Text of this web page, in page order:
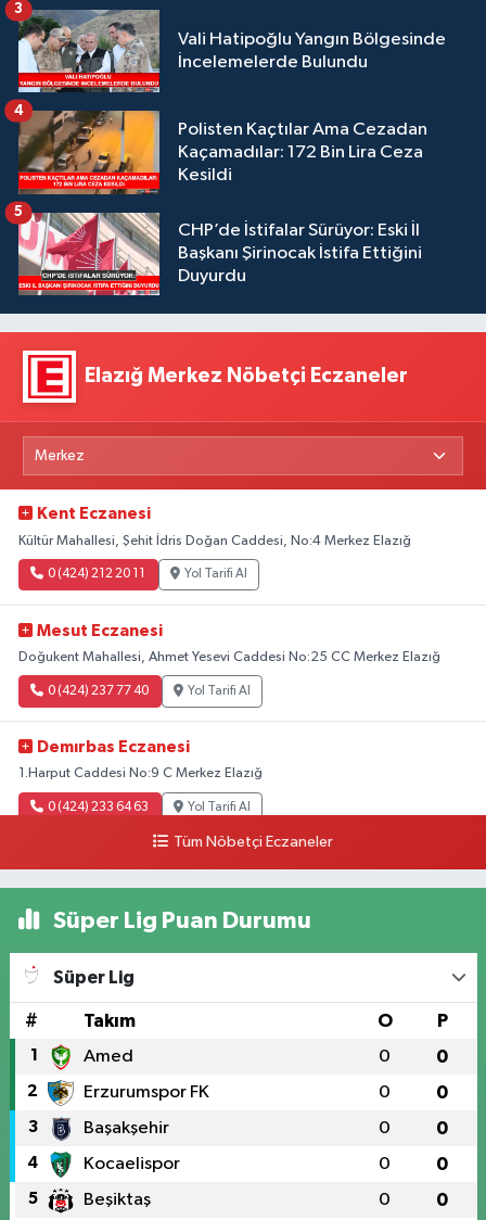
Vali Hatipoğlu Yangın Bölgesinde
İncelemelerde Bulundu
3
Polisten Kaçtılar Ama Cezadan
Kaçamadılar: 172 Bin Lira Ceza
Kesildi
4
CHP’de İstifalar Sürüyor: Eski İl
Başkanı Şirinocak İstifa Ettiğini
Duyurdu
5
Elazığ Merkez Nöbetçi Eczaneler
Kent Eczanesi
Kültür Mahallesi, Şehit İdris Doğan Caddesi, No:4 Merkez Elazığ
0 (424) 212 20 11 Yol Tarifi Al
Mesut Eczanesi
Doğukent Mahallesi, Ahmet Yesevi Caddesi No:25 CC Merkez Elazığ
0 (424) 237 77 40 Yol Tarifi Al
Demırbas Eczanesi
1.Harput Caddesi No:9 C Merkez Elazığ
0 (424) 233 64 63 Yol Tarifi Al
Ataşehir Mahallesi, Malatya Caddesi No:105 Merkez Elazığ
0 (424) 238 66 66 Yol Tarifi Al
Tüm Nöbetçi Eczaneler
Süper Lig Puan Durumu
Süper Lig
# Takım O P
1 Amed 0 0
2 Erzurumspor FK 0 0
3 Başakşehir 0 0
4 Kocaelispor 0 0
5 Beşiktaş 0 0